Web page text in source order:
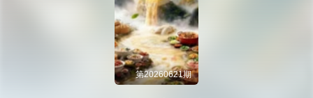
第20260621期